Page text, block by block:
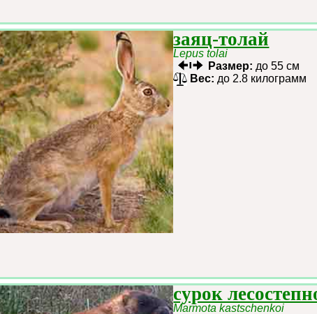
заяц-толай
Lepus tolai
Размер: до 55 см
Вес: до 2.8 килограмм
сурок
Marmota kastschenkoi